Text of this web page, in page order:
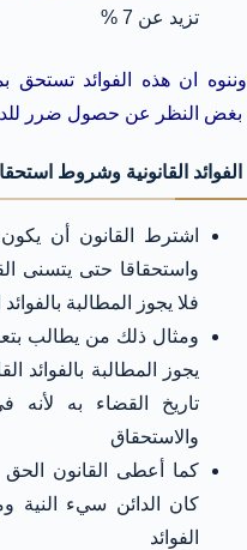
تزيد عن 7 %
وننوه ان هذه الفوائد
بغض النظر عن حصول ضرر
الفوائد القانونية وشروط
اشترط القانون أن
واستحقاقا حتى يتسنى
فلا يجوز المطالبة بالفوائد
ومثال ذلك من يطالب
يجوز المطالبة بالفوائد
تاريخ القضاء به
والاستحقاق
كما أعطى القانون
كان الدائن سيء النية
الفوائد